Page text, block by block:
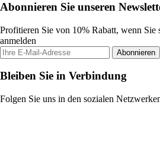
Abonnieren Sie unseren
Profitieren Sie von 10% Rabatt, wenn Sie
anmelden
Abonnieren
Bleiben Sie in Verbindung
Folgen Sie uns in den sozialen